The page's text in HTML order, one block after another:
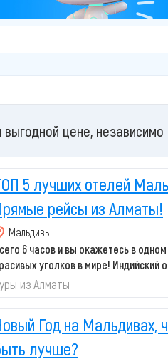
цене, независимо
5 лучших отелей
рейсы из Алматы!
Мальдивы
6 часов и вы окажетесь в
уголков в мире! Индийский
из Алматы
Год на Мальдивах,
лучше?